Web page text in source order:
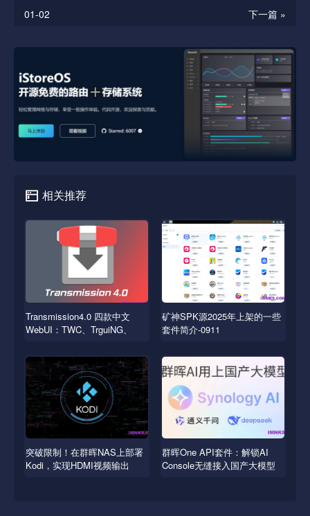
下一篇 »
01-02
相关推荐
Transmission4.0 四款中文
WebUI：TWC、TrguiNG、
矿神SPK源2025年上架的一些
套件简介-0911
突破限制！在群晖NAS上部署
Kodi，实现HDMI视频输出
群晖One API套件：解锁AI
Console无缝接入国产大模型